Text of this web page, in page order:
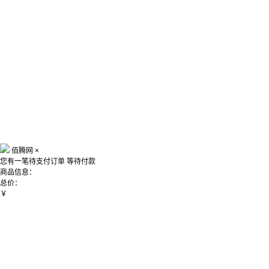
佰腾网 ×
您有一笔待支付订单 等待付款
商品信息：
总价：
￥